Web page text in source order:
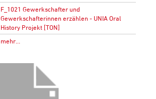
F_1021 Gewerkschafter und
Gewerkschafterinnen erzählen - UNIA Oral
History Projekt [TON]
mehr…